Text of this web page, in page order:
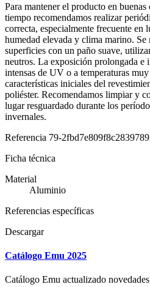
Para mantener el producto en
tiempo recomendamos realizar
correcta, especialmente frecuente en
humedad elevada y clima marino.
superficies con un paño suave,
neutros. La exposición prolongada e
intensas de UV o a temperaturas
características iniciales del
poliéster. Recomendamos limpiar y
lugar resguardado durante los
invernales.
Referencia 79-
Ficha técnica
Material
Aluminio
Referencias específicas
Descargar
Catálogo Emu 2025
Catálogo Emu actualizado